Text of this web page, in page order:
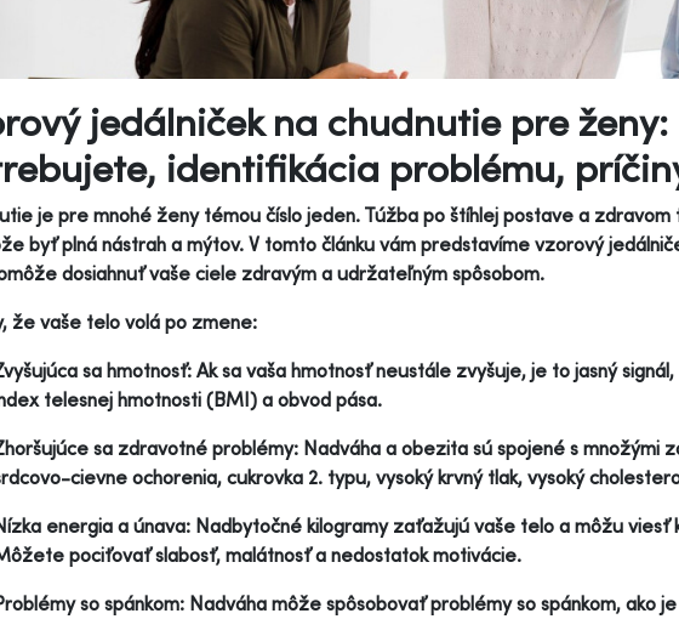
jedálniček na chudnutie pre ženy:
identifikácia problému,
je pre mnohé ženy témou číslo jeden. Túžba po štíhlej postave a
byť plná nástrah a mýtov. V tomto článku vám predstavíme vzorový
dosiahnuť vaše ciele zdravým a udržateľným spôsobom.
že vaše telo volá po zmene:
sa hmotnosť: Ak sa vaša hmotnosť neustále zvyšuje, je to jasný
telesnej hmotnosti (BMI) a obvod pása.
sa zdravotné problémy: Nadváha a obezita sú spojené s množými
cievne ochorenia, cukrovka 2. typu, vysoký krvný tlak, vysoký
energia a únava: Nadbytočné kilogramy zaťažujú vaše telo a môžu
pociťovať slabosť, malátnosť a nedostatok motivácie.
so spánkom: Nadváha môže spôsobovať problémy so spánkom, ako